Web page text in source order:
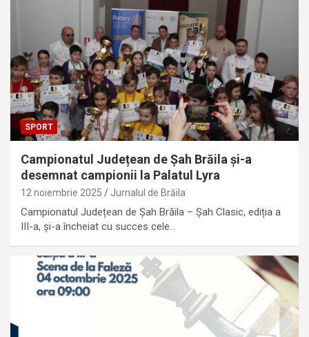
SPORT
Campionatul Județean de Șah Brăila și-a
desemnat campionii la Palatul Lyra
12 noiembrie 2025 Jurnalul de Brăila
Campionatul Județean de Șah Brăila – Șah Clasic, ediția a
III-a, și-a încheiat cu succes cele…